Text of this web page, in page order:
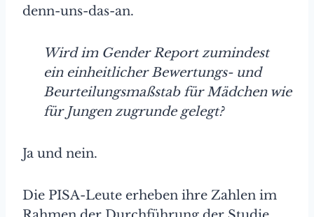
denn-uns-das-an.
Wird im Gender Report zumindest
ein einheitlicher Bewertungs- und
Beurteilungsmaßstab für Mädchen wie
für Jungen zugrunde gelegt?
Ja und nein.
Die PISA-Leute erheben ihre Zahlen im